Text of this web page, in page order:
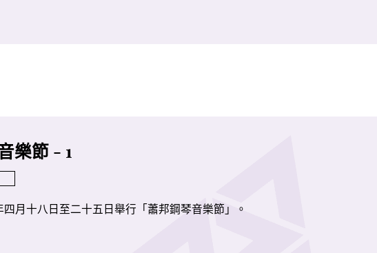
樂節 - 1
月十八日至二十五日舉行「蕭邦鋼琴音樂節」。